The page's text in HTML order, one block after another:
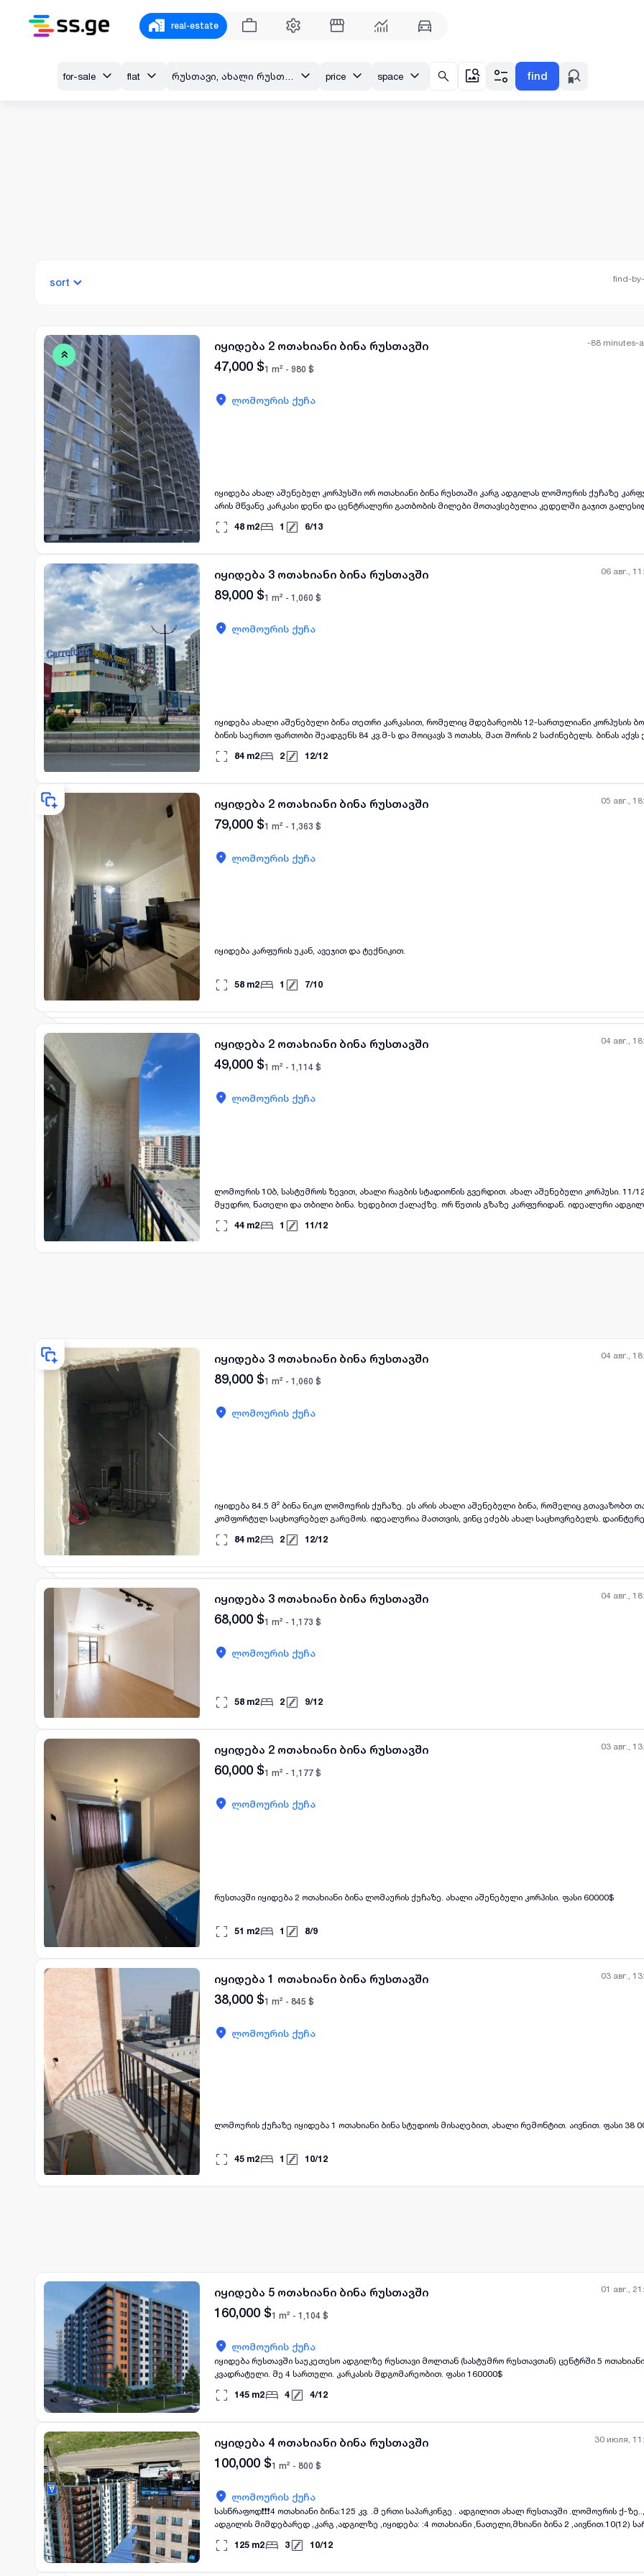
real-estate
for-sale flat price space find
sort find-
-88 minutes-
იყიდება 2 ოთახიანი ბინა რუსთავში
47,000 $1 m² - 980 $
ლომოურის ქუჩა
იყიდება ახალ აშენებულ კორპუსში ორ ოთახიანი ბინა რუსთაში კარგ ადგილას ლომოურის ქუჩაზე
არის მწვანე კარკასი დენი და ცენტრალური გათბობის მილები მოთავსებულია კედელში გაჯით
იატაკი, შავი მეტალო პლასმასის კარ ფანჯრები. აივანი იქნება მეტლახით მოპირკთებული. კორპუსი
დეკემბერში.სააბონენტოს საფასური შედის ფასში .ვარ ბინის მეპატრონე ფასი 47000 დოლარი.
48 m2 1 6/13
06 авг.,
იყიდება 3 ოთახიანი ბინა რუსთავში
89,000 $1 m² - 1,060 $
ლომოურის ქუჩა
იყიდება ახალი აშენებული ბინა თეთრი კარკასით, რომელიც მდებარეობს 12-სართულიანი კორპუსის
ბინის საერთო ფართობი შეადგენს 84 კვ.მ-ს და მოიცავს 3 ოთახს, მათ შორის 2 საძინებელს. ბინას აქვს
თანამედროვე და კომფორტულ საცხოვრებელ გარემოს. ბინა გამოირჩევა ნათელი და ჰარმონიული
84 m2 2 12/12
05 авг.,
იყიდება 2 ოთახიანი ბინა რუსთავში
79,000 $1 m² - 1,363 $
ლომოურის ქუჩა
იყიდება კარფურის უკან, ავეჯით და ტექნიკით.
58 m2 1 7/10
04 авг.,
იყიდება 2 ოთახიანი ბინა რუსთავში
49,000 $1 m² - 1,114 $
ლომოურის ქუჩა
ლომოურის 10ბ, სასტუმროს ზევით, ახალი რაგბის სტადიონის გვერდით. ახალ აშენებული კორპუსი. 11/
მყუდრო, ნათელი და თბილი ბინა. ხედებით ქალაქზე. ორ წუთის გზაზე კარფურიდან. იდეალური
44 m2 1 11/12
04 авг.,
იყიდება 3 ოთახიანი ბინა რუსთავში
89,000 $1 m² - 1,060 $
ლომოურის ქუჩა
იყიდება 84.5 მ² ბინა ნიკო ლომოურის ქუჩაზე. ეს არის ახალი აშენებული ბინა, რომელიც გთავაზობთ
კომფორტულ საცხოვრებელ გარემოს. იდეალურია მათთვის, ვინც ეძებს ახალ საცხოვრებელს.
შემთხვევაში გთხოვთ დამიკავშირდეთ განცხადებაში მითითებულ ნომერზე.
84 m2 2 12/12
04 авг.,
იყიდება 3 ოთახიანი ბინა რუსთავში
68,000 $1 m² - 1,173 $
ლომოურის ქუჩა
58 m2 2 9/12
03 авг.,
იყიდება 2 ოთახიანი ბინა რუსთავში
60,000 $1 m² - 1,177 $
ლომოურის ქუჩა
რუსთავში იყიდება 2 ოთახიანი ბინა ლომაურის ქუჩაზე. ახალი აშენებული კორპისი. ფასი 60000$
51 m2 1 8/9
03 авг.,
იყიდება 1 ოთახიანი ბინა რუსთავში
38,000 $1 m² - 845 $
ლომოურის ქუჩა
ლომოურის ქუჩაზე იყიდება 1 ოთახიანი ბინა სტუდიოს მისაღებით, ახალი რემონტით. აივნით. ფასი 38
45 m2 1 10/12
01 авг.,
all-photos +(2)
იყიდება 5 ოთახიანი ბინა რუსთავში
160,000 $1 m² - 1,104 $
ლომოურის ქუჩა
იყიდება რუსთავში საუკეთესო ადგილზე რუსთავი მოლთან (სასტუმრო რუსთავთან) ცენტრში 5
კვადრატული. მე 4 სართული. კარკასის მდგომარეობით. ფასი 160000$
145 m2 4 4/12
30 июля,
იყიდება 4 ოთახიანი ბინა რუსთავში
100,000 $1 m² - 800 $
ლომოურის ქუჩა
სასწრაფოდ❗️❗️❗️4 ოთახიანი ბინა:125 კვ. .მ ერთი საპარკინგე . ადგილით ახალ რუსთავში .ლომოურის ქ-
ადგილის მიმდებარედ ,კარგ ,ადგილზე ,იყიდება: :4 ოთახიანი ,ნათელი,მხიანი ბინა 2 ,აივნით.10(12)
იზოლირებული საძინებელი. (სამივე საძინებელს აქვს სარკმელი, თითო ოთახის ფართი არის: 14-15კვ.მ
კარკასით. ფასი: 100 000 დოლარად
125 m2 3 10/12